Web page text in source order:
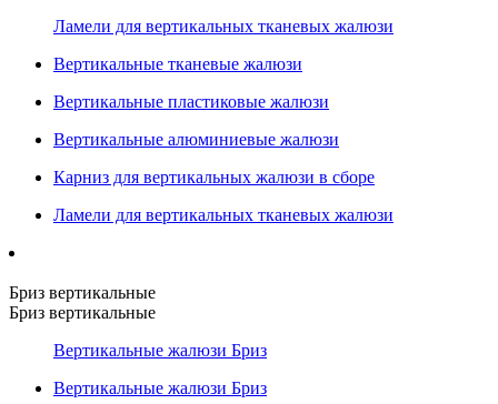
Ламели для вертикальных тканевых жалюзи
Вертикальные тканевые жалюзи
Вертикальные пластиковые жалюзи
Вертикальные алюминиевые жалюзи
Карниз для вертикальных жалюзи в сборе
Ламели для вертикальных тканевых жалюзи
Бриз вертикальные
Бриз вертикальные
Вертикальные жалюзи Бриз
Вертикальные жалюзи Бриз